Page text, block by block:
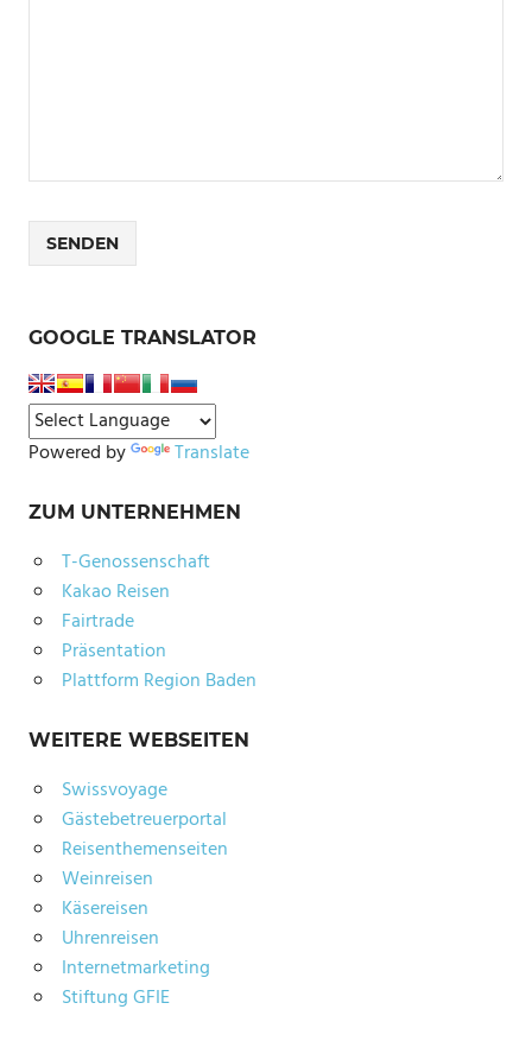
GOOGLE TRANSLATOR
Powered by Translate
ZUM UNTERNEHMEN
T-Genossenschaft
Kakao Reisen
Fairtrade
Präsentation
Plattform Region Baden
WEITERE WEBSEITEN
Swissvoyage
Gästebetreuerportal
Reisenthemenseiten
Weinreisen
Käsereisen
Uhrenreisen
Internetmarketing
Stiftung GFIE